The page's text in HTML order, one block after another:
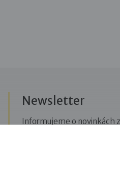
Newsletter
Informujeme o novinkách